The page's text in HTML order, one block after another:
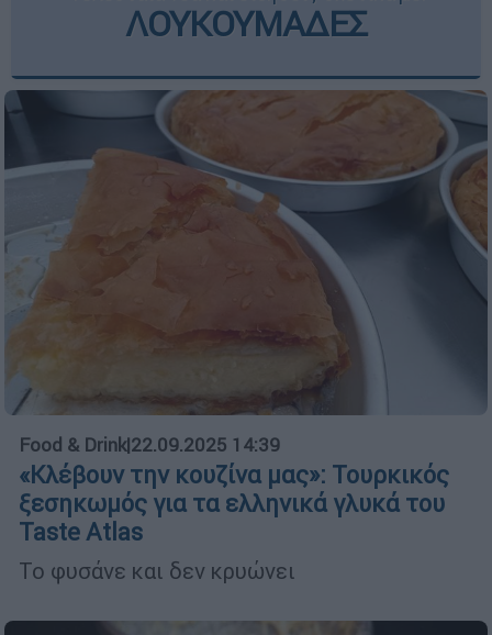
ΛΟΥΚΟΥΜΑΔΕΣ
Food & Drink|22.09.2025 14:39
«Κλέβουν την κουζίνα μας»: Τουρκικός
ξεσηκωμός για τα ελληνικά γλυκά του
Taste Atlas
Το φυσάνε και δεν κρυώνει